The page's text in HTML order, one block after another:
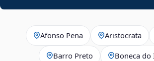
Afonso Pena Aristocrata
Barro Preto Boneca do